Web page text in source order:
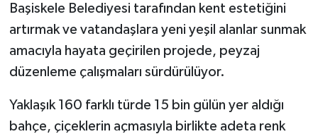
Başiskele Belediyesi tarafından kent estetiğini
artırmak ve vatandaşlara yeni yeşil alanlar sunmak
amacıyla hayata geçirilen projede, peyzaj
düzenleme çalışmaları sürdürülüyor.
Yaklaşık 160 farklı türde 15 bin gülün yer aldığı
bahçe, çiçeklerin açmasıyla birlikte adeta renk